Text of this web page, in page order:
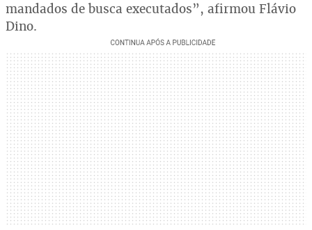
mandados de busca executados”, afirmou Flávio
Dino.